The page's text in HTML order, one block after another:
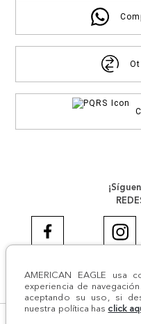
AMERICAN EAGLE usa
experiencia de
aceptando su uso, si
nuestra política has click